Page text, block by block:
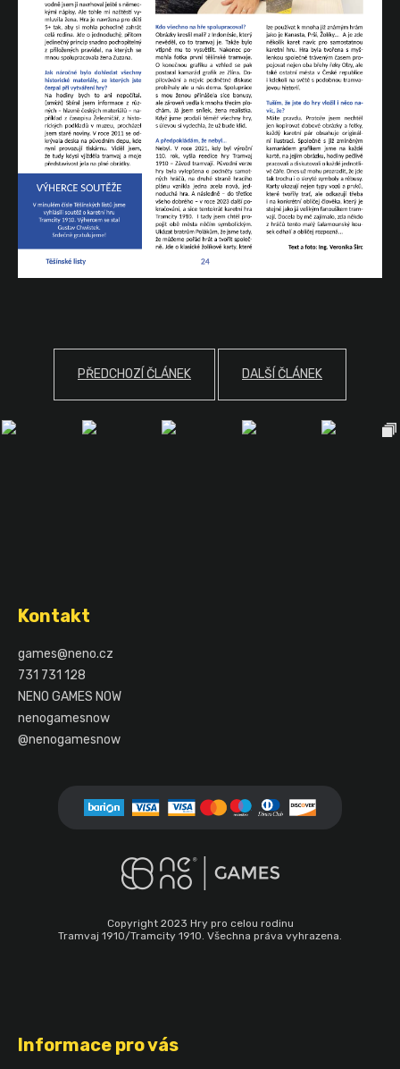
PŘEDCHOZÍ ČLÁNEK DALŠÍ ČLÁNEK
Kontakt
games@neno.cz
731 731 128
NENO GAMES NOW
nenogamesnow
@nenogamesnow
Copyright 2023 Hry pro celou rodinu
Tramvaj 1910/Tramcity 1910. Všechna práva vyhrazena.
Informace pro vás